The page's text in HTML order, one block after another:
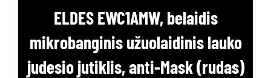
Produktų katalogas
Apsaugos sistemos
Apie mus
ELDES EWC1AMW, belaidis
mikrobanginis užuolaidinis lauko
judesio jutiklis, anti-Mask (rudas)